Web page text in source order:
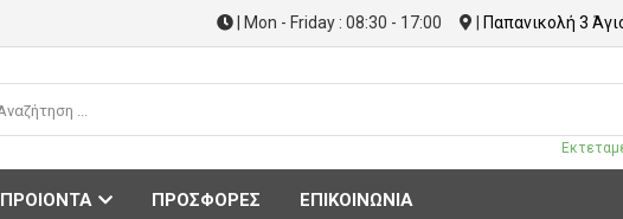
| Mon - Friday : 08:30 - 17:00 Παπανικολή 3
ΠΡΟΙΟΝΤΑ ΠΡΟΣΦΟΡΕΣ ΕΠΙΚΟΙΝΩΝΙΑ